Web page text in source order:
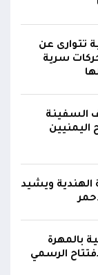
باليستي في خليج
أوشكت على
لتغطية
تتوارى عن
سرية
السفينة
اليمنيين
الهندية ويشيد
بالمهرة
الرسمي